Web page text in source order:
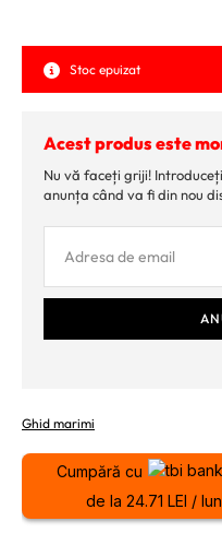
Stoc epuizat
Acest produs este
Nu vă faceți griji!
anunța când va fi din nou
Ghid marimi
Cumpără cu
de la 24.71 LEI /